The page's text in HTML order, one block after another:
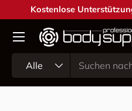
Direkt zum Inhalt
Kostenlose
Alle